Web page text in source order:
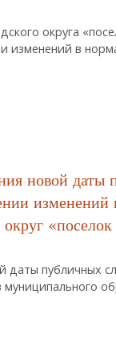
округа
изменений в
«О Внесении
новой даты
изменений
даты публичных
муниципального